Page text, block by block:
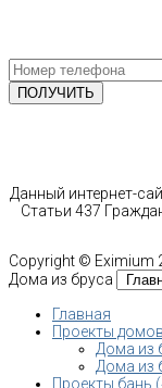
Данный интернет-
Статьи 437
Copyright © Eximium
Дома из бруса
Главная
Проекты
Дома из
Дома из
Проекты бань